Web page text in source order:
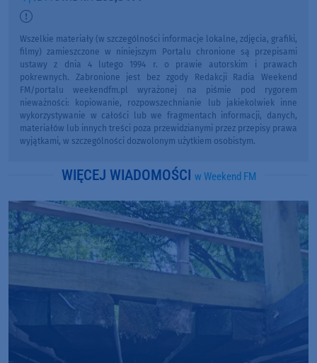
Wszelkie materiały (w szczególności informacje lokalne, zdjęcia, grafiki,
filmy) zamieszczone w niniejszym Portalu chronione są przepisami
ustawy z dnia 4 lutego 1994 r. o prawie autorskim i prawach
pokrewnych. Zabronione jest bez zgody Redakcji Radia Weekend
FM/portalu weekendfm.pl wyrażonej na piśmie pod rygorem
nieważności: kopiowanie, rozpowszechnianie lub jakiekolwiek inne
wykorzystywanie w całości lub we fragmentach informacji, danych,
materiałów lub innych treści poza przewidzianymi przez przepisy prawa
wyjątkami, w szczególności dozwolonym użytkiem osobistym.
WIĘCEJ WIADOMOŚCI w Weekend FM